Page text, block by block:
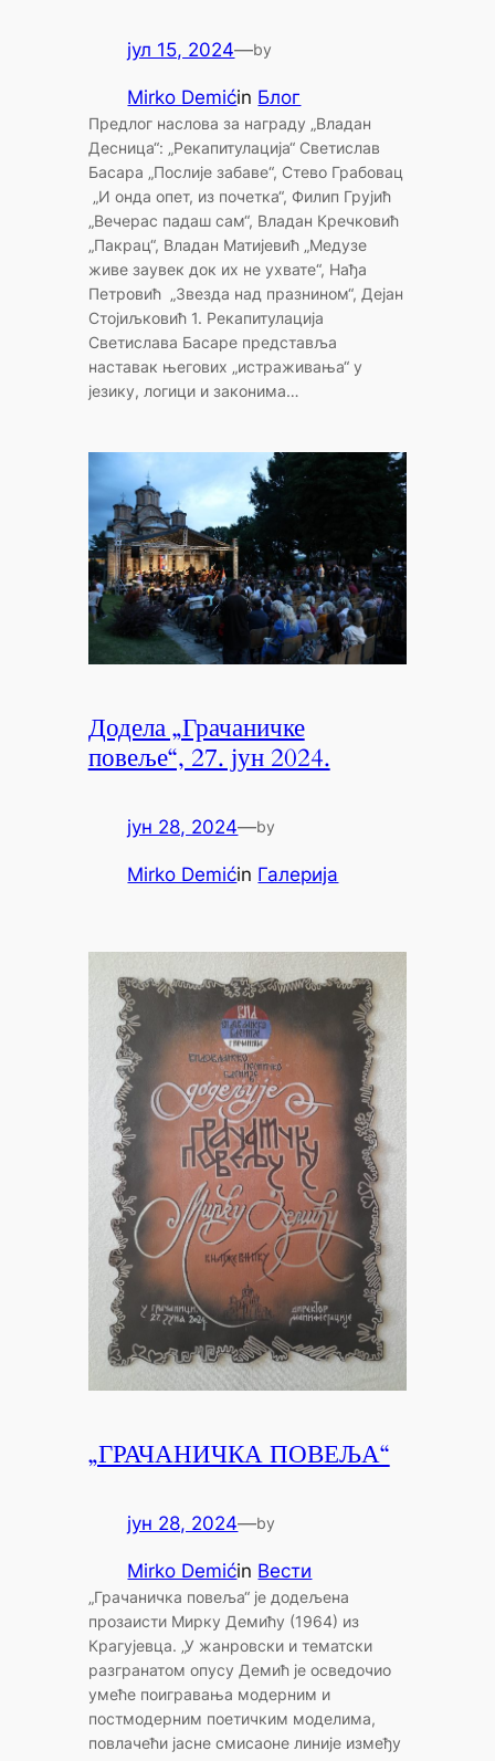
јул 15, 2024—by
Mirko Demićin Блог
Предлог наслова за награду „Владан
Десница“: „Рекапитулација“ Светислав
Басара „Послије забаве“, Стево Грабовац
„И онда опет, из почетка“, Филип Грујић
„Вечерас падаш сам“, Владан Кречковић
„Пакрац“, Владан Матијевић „Медузе
живе заувек док их не ухвате“, Нађа
Петровић „Звезда над празнином“, Дејан
Стојиљковић 1. Рекапитулација
Светислава Басаре представља
наставак његових „истраживања“ у
језику, логици и законима…
Додела „Грачаничке
повеље“, 27. јун 2024.
јун 28, 2024—by
Mirko Demićin Галерија
„ГРАЧАНИЧКА ПОВЕЉА“
јун 28, 2024—by
Mirko Demićin Вести
„Грачаничка повеља“ је додељена
прозаисти Мирку Демићу (1964) из
Крагујевца. „У жанровски и тематски
разгранатом опусу Демић је осведочио
умеће поигравања модерним и
постмодерним поетичким моделима,
повлачећи јасне смисаоне линије између